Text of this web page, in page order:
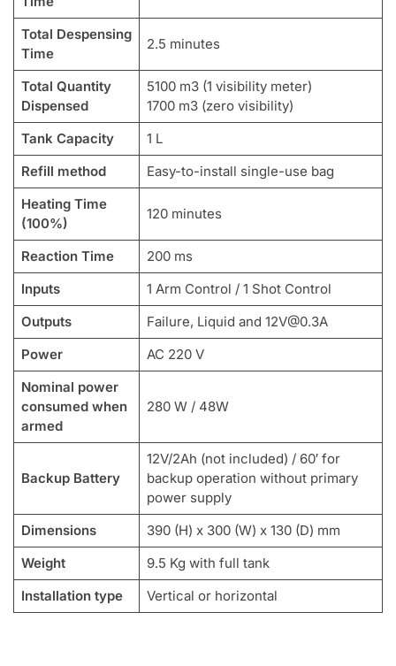
Total Despensing
Time
2.5 minutes
Total Quantity
Dispensed
5100 m3 (1 visibility meter)
1700 m3 (zero visibility)
Tank Capacity
1 L
Refill method
Easy-to-install single-use bag
Heating Time
(100%)
120 minutes
Reaction Time
200 ms
Inputs
1 Arm Control / 1 Shot Control
Outputs
Failure, Liquid and 12V@0.3A
Power
AC 220 V
Nominal power
consumed when
armed
280 W / 48W
Backup Battery
12V/2Ah (not included) / 60′ for
backup operation without primary
power supply
Dimensions
390 (H) x 300 (W) x 130 (D) mm
Weight
9.5 Kg with full tank
Installation type
Vertical or horizontal